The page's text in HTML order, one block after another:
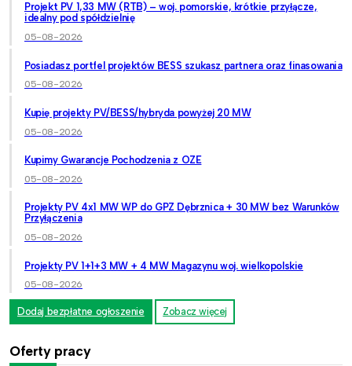
Projekt PV 1,33 MW (RTB) – woj. pomorskie, krótkie przyłącze,
idealny pod spółdzielnię
05-08-2026
Posiadasz portfel projektów BESS szukasz partnera oraz finasowania
05-08-2026
Kupię projekty PV/BESS/hybryda powyżej 20 MW
05-08-2026
Kupimy Gwarancje Pochodzenia z OZE
05-08-2026
Projekty PV 4x1 MW WP do GPZ Dębrznica + 30 MW bez Warunków
Przyłączenia
05-08-2026
Projekty PV 1+1+3 MW + 4 MW Magazynu woj. wielkopolskie
05-08-2026
Dodaj bezpłatne ogłoszenie Zobacz więcej
Oferty pracy